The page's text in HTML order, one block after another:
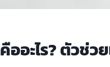
อะไร? ตัวช่ว